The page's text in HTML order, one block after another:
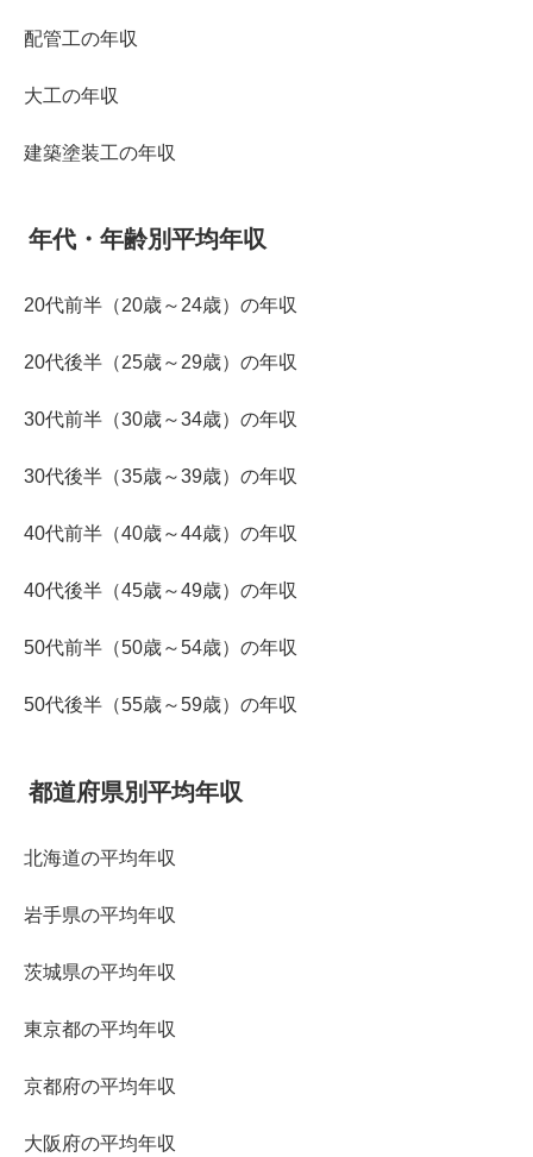
配管工の年収
大工の年収
建築塗装工の年収
年代・年齢別平均年収
20代前半（20歳～24歳）の年収
20代後半（25歳～29歳）の年収
30代前半（30歳～34歳）の年収
30代後半（35歳～39歳）の年収
40代前半（40歳～44歳）の年収
40代後半（45歳～49歳）の年収
50代前半（50歳～54歳）の年収
50代後半（55歳～59歳）の年収
都道府県別平均年収
北海道の平均年収
岩手県の平均年収
茨城県の平均年収
東京都の平均年収
京都府の平均年収
大阪府の平均年収